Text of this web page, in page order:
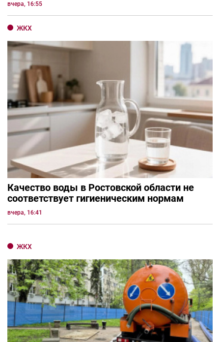
вчера, 16:55
ЖКХ
Качество воды в Ростовской области не
соответствует гигиеническим нормам
вчера, 16:41
ЖКХ